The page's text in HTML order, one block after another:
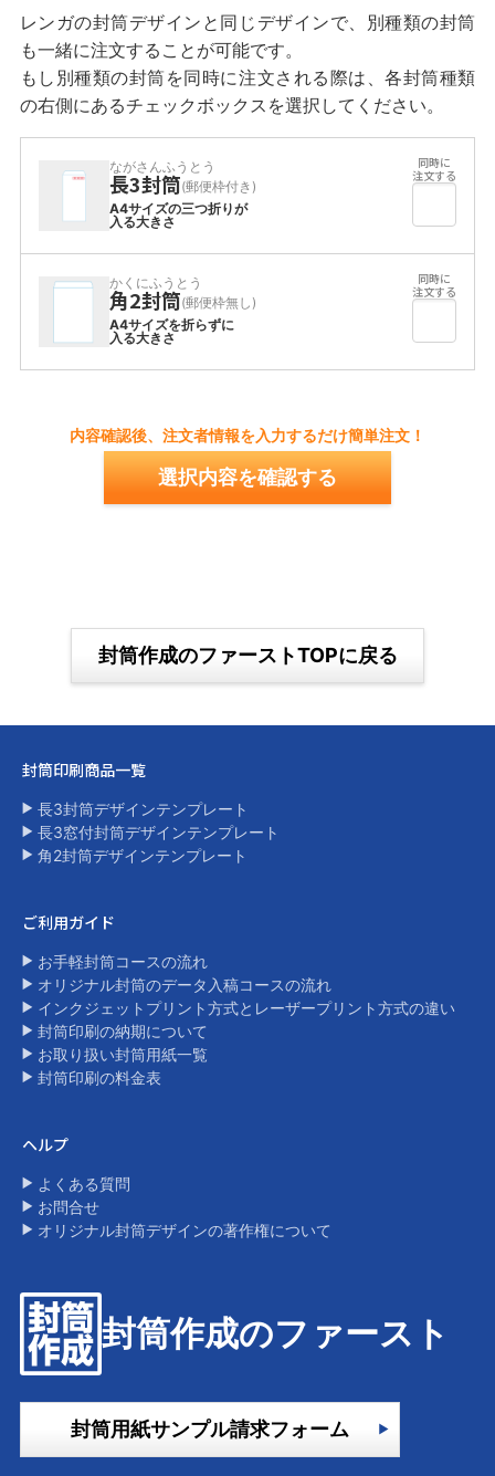
レンガの封筒デザインと同じデザインで、別種類の封筒
も一緒に注文することが可能です。
もし別種類の封筒を同時に注文される際は、各封筒種類
の右側にあるチェックボックスを選択してください。
ながさんふうとう
長3封筒(郵便枠付き)
A4サイズの三つ折りが
入る大きさ
かくにふうとう
角2封筒(郵便枠無し)
A4サイズを折らずに
入る大きさ
内容確認後、注文者情報を入力するだけ簡単注文！
選択内容を確認する
封筒作成のファーストTOPに戻る
封筒印刷商品一覧​
長3封筒デザインテンプレート
長3窓付封筒デザインテンプレート
角2封筒デザインテンプレート​
ご利用ガイド
お手軽封筒コースの流れ
オリジナル封筒のデータ入稿コースの流れ
インクジェットプリント方式とレーザープリント方式の違い​
封筒印刷の納期について
お取り扱い封筒用紙一覧
封筒印刷の料金表​
ヘルプ
よくある質問
お問合せ
オリジナル封筒デザインの著作権について​
封筒作成のファースト
封筒用紙サンプル請求フォーム